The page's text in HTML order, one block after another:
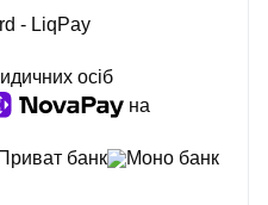
- LiqPay
осіб
на
Приват банк
Моно банк